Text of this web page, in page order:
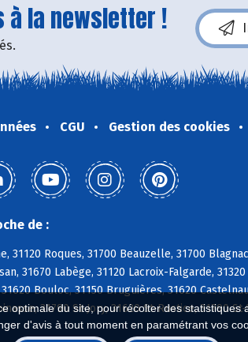
du site, pour récolter des
d'avis à tout moment en paramétrant vos
à la newsletter !
CGU Gestion des cookies
de :
31120 Roques, 31700 Beauzelle, 31700
31670 Labège, 31120 Lacroix-Falgarde,
Bouloc, 31150 Bruguières, 31620
31790 St-Jory, 31620 St-Rustice, 31790